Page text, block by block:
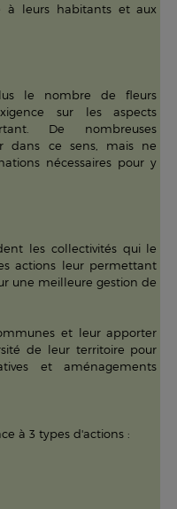
à leurs habitants et aux
le nombre de fleurs
sur les aspects
De nombreuses
dans ce sens, mais ne
nécessaires pour y
les collectivités qui le
actions leur permettant
une meilleure gestion de
et leur apporter
de leur territoire pour
et aménagements
à 3 types d'actions :